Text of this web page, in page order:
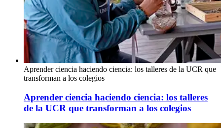
Aprender ciencia haciendo ciencia: los talleres de la UCR que
transforman a los colegios
Aprender ciencia haciendo ciencia: los talleres
de la UCR que transforman a los colegios